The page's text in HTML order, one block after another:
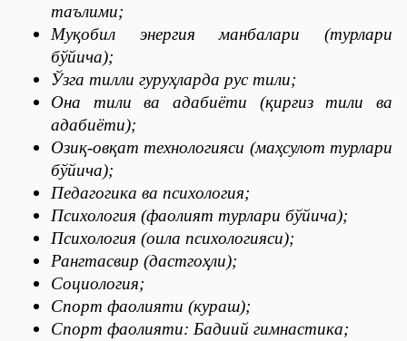
таълими;
Муқобил энергия манбалари (турлари
бўйича);
Ўзга тилли гуруҳларда рус тили;
Она тили ва адабиёти (қирғиз тили ва
адабиёти);
Озиқ-овқат технологияси (маҳсулот турлари
бўйича);
Педагогика ва психология;
Психология (фаолият турлари бўйича);
Психология (оила психологияси);
Рангтасвир (дастгоҳли);
Социология;
Спорт фаолияти (кураш);
Спорт фаолияти: Бадиий гимнастика;